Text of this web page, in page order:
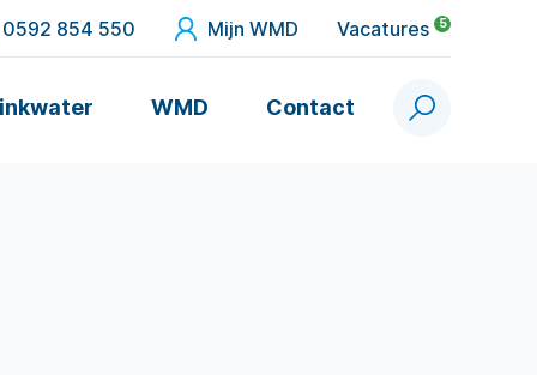
0592 854 550 Mijn WMD Vacatures 5
WMD Contact Zoek